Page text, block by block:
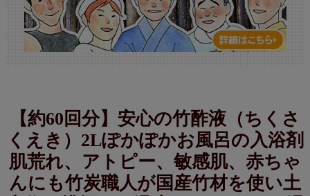
【約60回分】安心の竹酢液（ちくさ
くえき）2Lぽかぽかお風呂の入浴剤
肌荒れ、アトピー、敏感肌、赤ちゃ
んにも竹炭職人が国産竹材を使い土